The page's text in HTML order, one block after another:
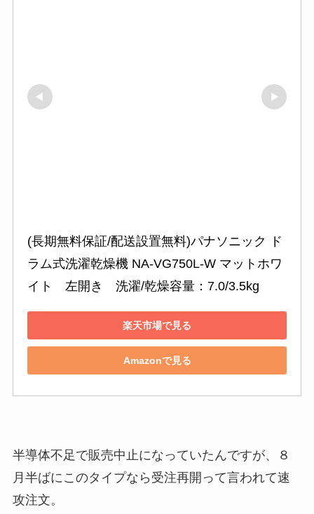
(長期無料保証/配送設置無料)パナソニック ド
ラム式洗濯乾燥機 NA-VG750L-W マットホワ
イト　左開き　洗濯/乾燥容量：7.0/3.5kg
楽天市場で見る
Amazonで見る
半導体不足で販売中止になっていたんですが、８
月半ばにこのタイプなら受注再開って言われて速
攻注文。